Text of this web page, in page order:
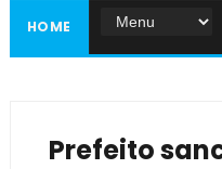
HOME
Prefeito